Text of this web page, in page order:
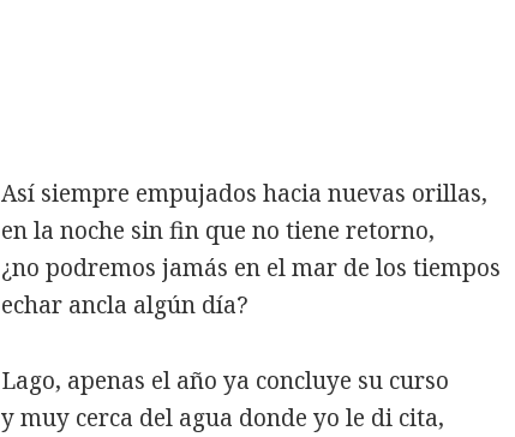
Así siempre empujados hacia nuevas orillas,
en la noche sin fin que no tiene retorno,
¿no podremos jamás en el mar de los tiempos
echar ancla algún día?
Lago, apenas el año ya concluye su curso
y muy cerca del agua donde yo le di cita,